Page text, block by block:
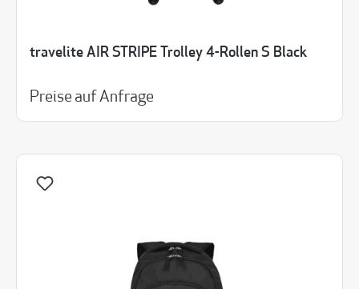
travelite AIR STRIPE Trolley 4-Rollen S Black
Preise auf Anfrage